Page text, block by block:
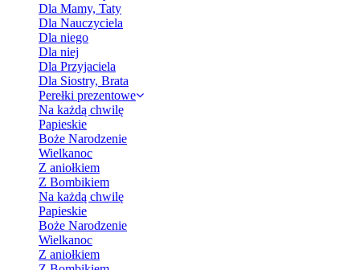
Dla Mamy, Taty
Dla Nauczyciela
Dla niego
Dla niej
Dla Przyjaciela
Dla Siostry, Brata
Perełki prezentowe
Na każdą chwilę
Papieskie
Boże Narodzenie
Wielkanoc
Z aniołkiem
Z Bombikiem
Na każdą chwilę
Papieskie
Boże Narodzenie
Wielkanoc
Z aniołkiem